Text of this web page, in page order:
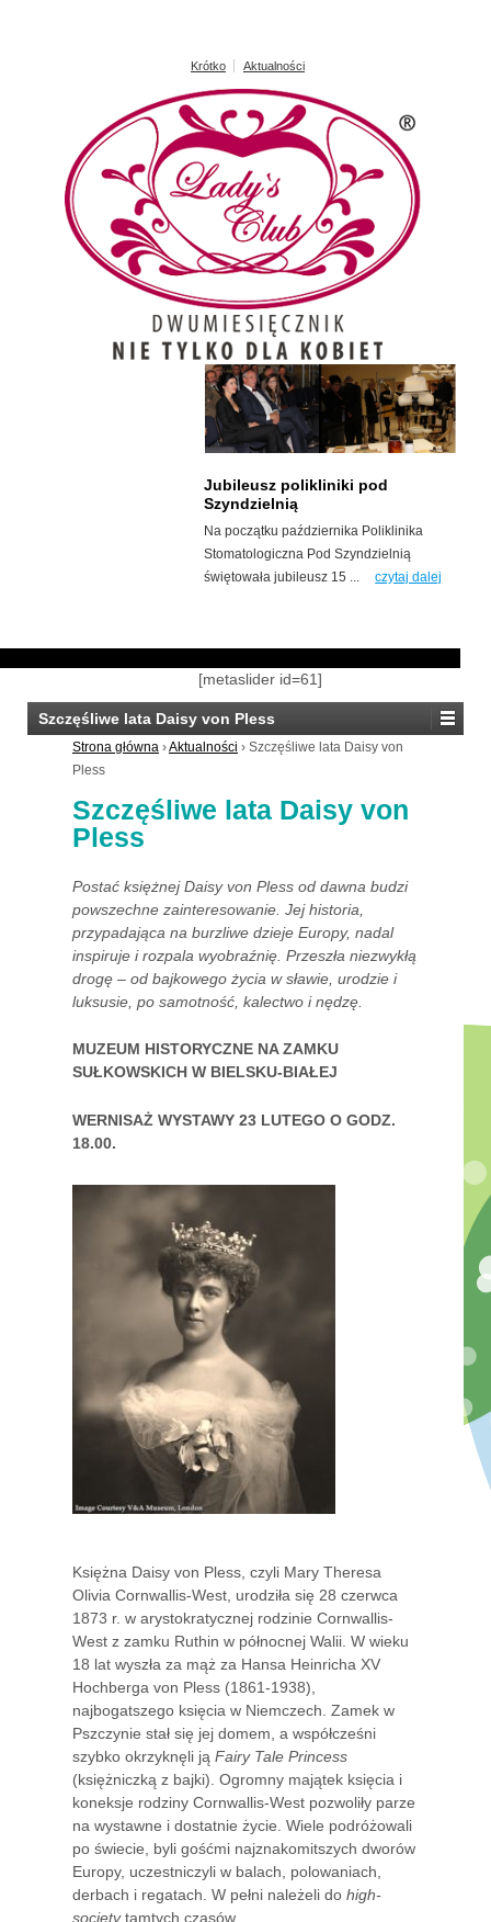
Krótko Aktualności
Jubileusz polikliniki pod
Szyndzielnią
Na początku października Poliklinika
Stomatologiczna Pod Szyndzielnią
świętowała jubileusz 15 ...
czytaj dalej
[metaslider id=61]
Szczęśliwe lata Daisy von Pless
Strona główna ›Aktualności › Szczęśliwe lata Daisy von
Pless
Szczęśliwe lata Daisy von
Pless
Postać księżnej Daisy von Pless od dawna budzi
powszechne zainteresowanie. Jej historia,
przypadająca na burzliwe dzieje Europy, nadal
inspiruje i rozpala wyobraźnię. Przeszła niezwykłą
drogę – od bajkowego życia w sławie, urodzie i
luksusie, po samotność, kalectwo i nędzę.
MUZEUM HISTORYCZNE NA ZAMKU
SUŁKOWSKICH W BIELSKU-BIAŁEJ
WERNISAŻ WYSTAWY 23 LUTEGO O GODZ.
18.00.
Księżna Daisy von Pless, czyli Mary Theresa
Olivia Cornwallis-West, urodziła się 28 czerwca
1873 r. w arystokratycznej rodzinie Cornwallis-
West z zamku Ruthin w północnej Walii. W wieku
18 lat wyszła za mąż za Hansa Heinricha XV
Hochberga von Pless (1861-1938),
najbogatszego księcia w Niemczech. Zamek w
Pszczynie stał się jej domem, a współcześni
szybko okrzyknęli ją Fairy Tale Princess
(księżniczką z bajki). Ogromny majątek księcia i
koneksje rodziny Cornwallis-West pozwoliły parze
na wystawne i dostatnie życie. Wiele podróżowali
po świecie, byli gośćmi najznakomitszych dworów
Europy, uczestniczyli w balach, polowaniach,
derbach i regatach. W pełni należeli do high-
societytamtych czasów.